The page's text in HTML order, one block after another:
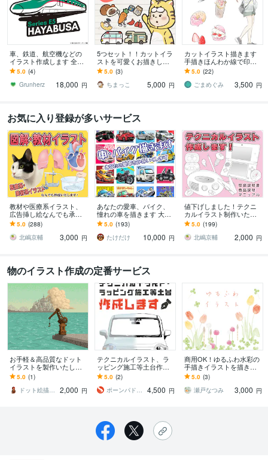
車、鉄道、航空機などの
イラスト作成します 全国
展開する鉄道模型店での
製作実績あり！
5.0 (4)
Grunherz
18,000 円
5つセット！！カットイラ
ストを可愛くお描きしま
す 3種類から選べるタッ
チ！挿絵、広告などの商
用利用可能！
5.0 (3)
ちまっこ
5,000 円
カットイラスト描きます
手描きほんわか線で印象
が柔らかいイラストをご
希望のあなたに
5.0 (22)
ごまめぐみ
3,500 円
お気に入り登録が多いサービス
教材や医療系イラスト、
広告挿し絵なんでも承り
ます マジメな教材イラス
トからポップなイラスト
まで
5.0 (288)
北嶋京輔
3,000 円
あなたの愛車、バイク、
憧れの車を描きます 大好
きな愛車を記念にイラス
ト化しませんか
5.0 (193)
たけだけ
10,000 円
値下げしました！テクニ
カルイラスト制作いたし
ます 取扱説明書や、ぬり
えなどの線画に！
5.0 (199)
北嶋京輔
2,000 円
物のイラスト作成の定番サービス
お手軽＆高品質なドット
イラストを製作いたしま
す 頭に描いたものを形に
しませんか！想像×創造得
意です！
5.0 (1)
ドット絵描く人
2,000 円
テクニカルイラスト、ラ
ッピング施工等土台作成
します 自動車ラッピング
のベースにも、品質を求
めたい方にオススメ！
5.0 (2)
ポーンパドール
4,500 円
商用OK！ゆるふわ水彩の
手描きイラストを描きま
す 水彩だから優しい印象
で個性が光る◎AIベクタ
ーデータ納品可能
5.0 (3)
瀬戸なつみ
3,000 円